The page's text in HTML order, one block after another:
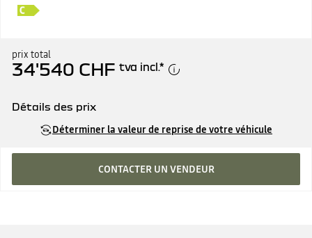
prix total
34'540 CHF tva incl.*
Détails des prix
Déterminer la valeur de reprise de votre véhicule
CONTACTER UN VENDEUR